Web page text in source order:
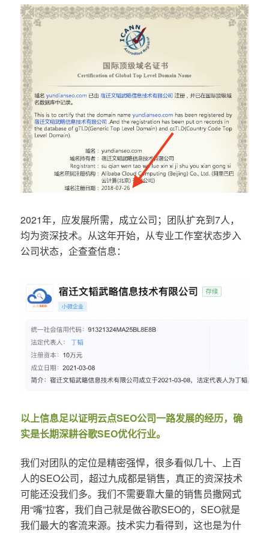
2021年，应发展所需，成立公司；团队扩充到7人，
均为资深技术。从这年开始，从专业工作室状态步入
公司状态，企查查信息：
以上信息足以证明云点SEO公司一路发展的经历，确
实是长期深耕谷歌SEO优化行业。
我们对团队的定位是精密强悍，很多看似几十、上百
人的SEO公司，超过九成都是销售，真正的资深技术
可能还没我们多。我们不需要靠大量的销售员撒网式
用“嘴”拉客，我们自己就是做谷歌SEO的，SEO就是
我们最大的客流来源。技术实力看得到，这也是为什